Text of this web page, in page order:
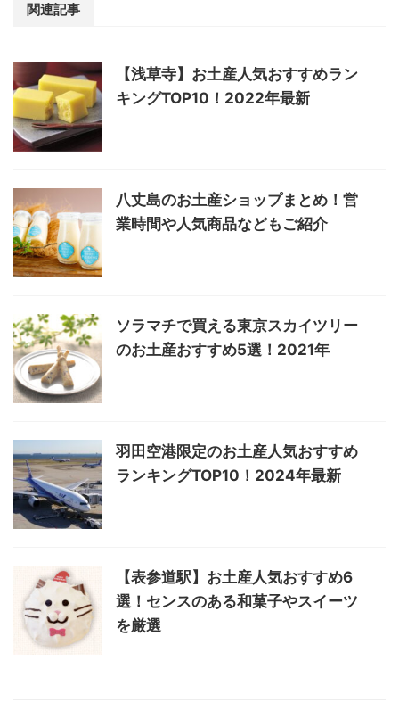
関連記事
【浅草寺】お土産人気おすすめラン
キングTOP10！2022年最新
八丈島のお土産ショップまとめ！営
業時間や人気商品などもご紹介
ソラマチで買える東京スカイツリー
のお土産おすすめ5選！2021年
羽田空港限定のお土産人気おすすめ
ランキングTOP10！2024年最新
【表参道駅】お土産人気おすすめ6
選！センスのある和菓子やスイーツ
を厳選